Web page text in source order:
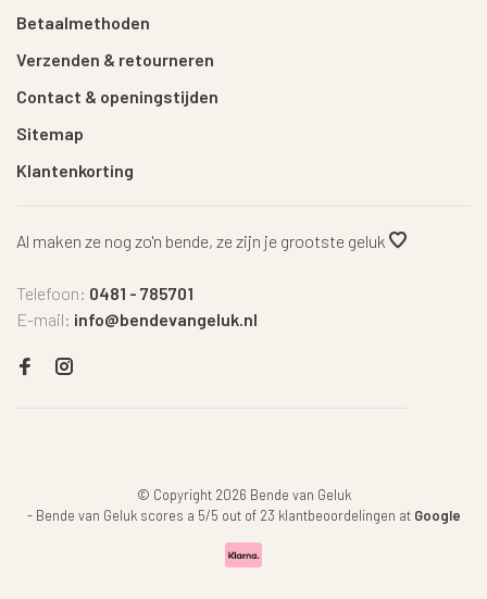
Betaalmethoden
Verzenden & retourneren
Contact & openingstijden
Sitemap
Klantenkorting
Al maken ze nog zo'n bende, ze zijn je grootste geluk
Telefoon: 0481 - 785701
E-mail: info@bendevangeluk.nl
© Copyright 2026 Bende van Geluk
- Bende van Geluk scores a 5/5 out of 23 klantbeoordelingen at Google